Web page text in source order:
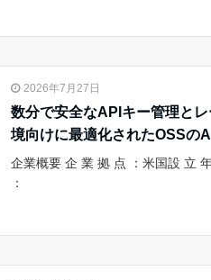
2026年7月27日
数分で安全なAPIキー管理と
境向けに最適化されたOSSの
企業概要 企 業 拠 点 ：米国設 立
：